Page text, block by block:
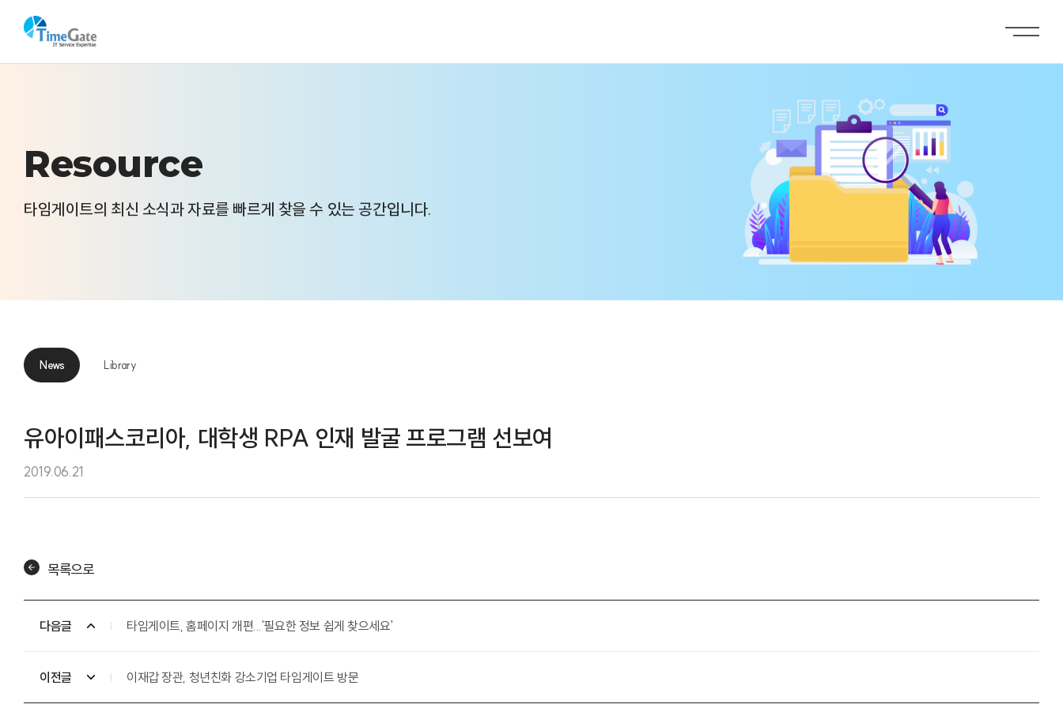
Resource
타임게이트의 최신 소식과 자료를 빠르게 찾을 수 있는 공간입니다.
News Library
유아이패스코리아, 대학생 RPA 인재 발굴 프로그램 선보여
2019.06.21
목록으로
다음글 타임게이트, 홈페이지 개편...'필요한 정보 쉽게 찾으세요'
이전글 이재갑 장관, 청년친화 강소기업 타임게이트 방문